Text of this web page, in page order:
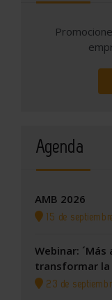
Agenda
AMB 2026
15 de
Webinar:
transformar la
23 de